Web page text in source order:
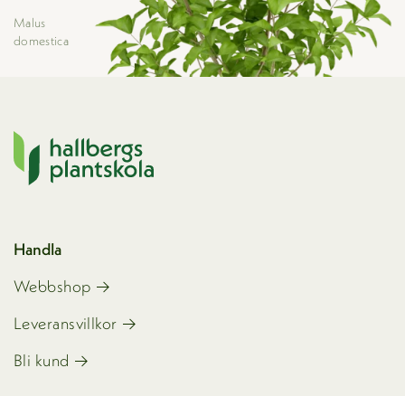
Malus
domestica
Handla
Webbshop
Leveransvillkor
Bli kund